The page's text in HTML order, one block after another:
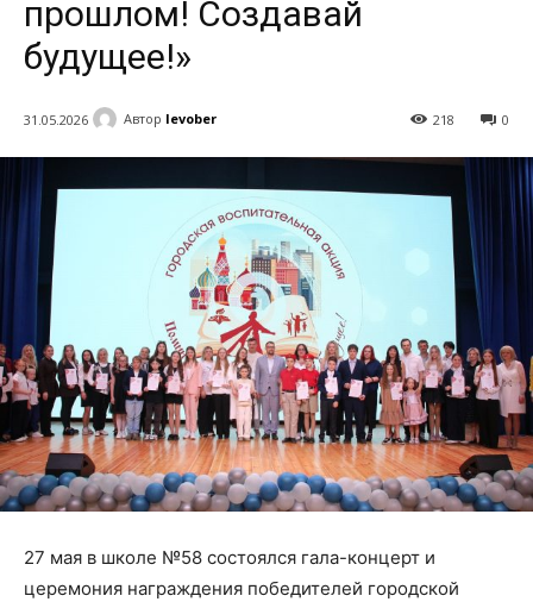
прошлом! Создавай
будущее!»
31.05.2026 Автор levober 0
218
27 мая в школе №58 состоялся гала-концерт и
церемония награждения победителей городской